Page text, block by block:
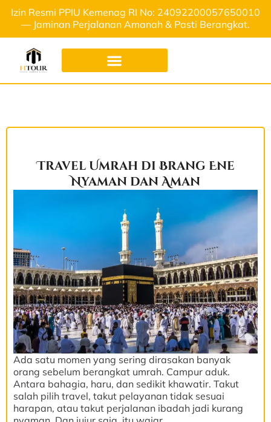
Izin Resmi PPIU Kemenag RI No: 24092200057650010
— Jaminan Perjalanan Amanah & Pasti Berangkat.
Travel Umrah di Brang Ene
Nyaman dan Aman
Ada satu momen yang sering dirasakan banyak
orang sebelum berangkat umrah. Campur aduk.
Antara bahagia, haru, dan sedikit khawatir. Takut
salah pilih travel, takut pelayanan tidak sesuai
harapan, atau takut perjalanan ibadah jadi kurang